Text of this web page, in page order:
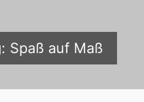
Spaß auf Maß